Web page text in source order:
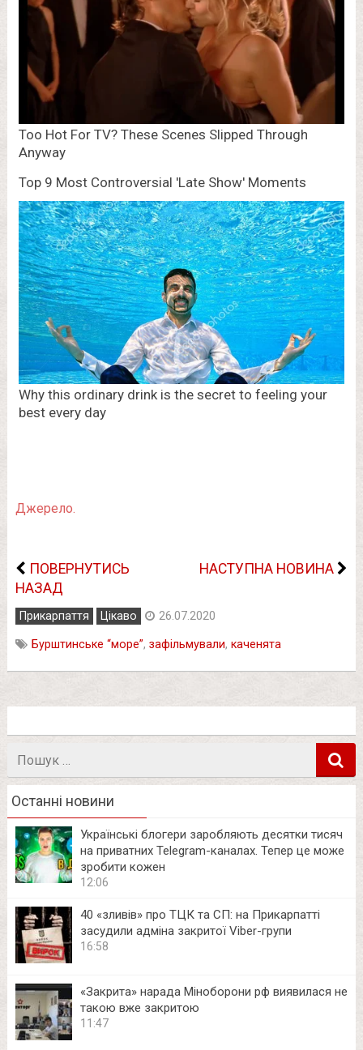
Джерело.
ПОВЕРНУТИСЬ
НАЗАД
НАСТУПНА НОВИНА
Прикарпаття Цікаво 26.07.2020
Бурштинське “море”, зафільмували, каченята
Останні новини
Українські блогери заробляють десятки тисяч
на приватних Telegram-каналах. Тепер це може
зробити кожен
12:06
40 «зливів» про ТЦК та СП: на Прикарпатті
засудили адміна закритої Viber-групи
16:58
«Закрита» нарада Міноборони рф виявилася не
такою вже закритою
11:47